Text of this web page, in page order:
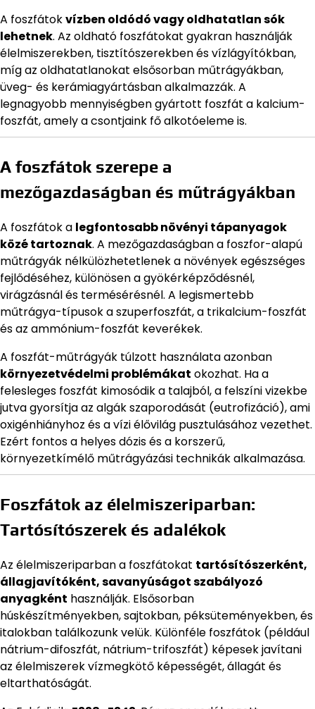
A foszfátokvízben oldódó vagy oldhatatlan sók
lehetnek. Az oldható foszfátokat gyakran használják
élelmiszerekben, tisztítószerekben és vízlágyítókban,
míg az oldhatatlanokat elsősorban műtrágyákban,
üveg- és kerámiagyártásban alkalmazzák. A
legnagyobb mennyiségben gyártott foszfát a kalcium-
foszfát, amely a csontjaink fő alkotóeleme is.
A foszfátok szerepe a
mezőgazdaságban és műtrágyákban
A foszfátok a legfontosabb növényi tápanyagok
közé tartoznak. A mezőgazdaságban a foszfor-alapú
műtrágyák nélkülözhetetlenek a növények egészséges
fejlődéséhez, különösen a gyökérképződésnél,
virágzásnál és termésérésnél. A legismertebb
műtrágya-típusok a szuperfoszfát, a trikalcium-foszfát
és az ammónium-foszfát keverékek.
A foszfát-műtrágyák túlzott használata azonban
környezetvédelmi problémákat okozhat. Ha a
felesleges foszfát kimosódik a talajból, a felszíni vizekbe
jutva gyorsítja az algák szaporodását (eutrofizáció), ami
oxigénhiányhoz és a vízi élővilág pusztulásához vezethet.
Ezért fontos a helyes dózis és a korszerű,
környezetkímélő műtrágyázási technikák alkalmazása.
Foszfátok az élelmiszeriparban:
Tartósítószerek és adalékok
Az élelmiszeriparban a foszfátokat tartósítószerként,
állagjavítóként, savanyúságot szabályozó
anyagként használják. Elsősorban
húskészítményekben, sajtokban, péksüteményekben, és
italokban találkozunk velük. Különféle foszfátok (például
nátrium-difoszfát, nátrium-trifoszfát) képesek javítani
az élelmiszerek vízmegkötő képességét, állagát és
eltarthatóságát.